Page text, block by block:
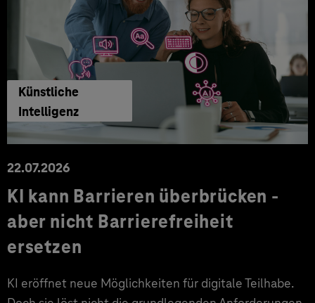
Künstliche
Intelligenz
22.07.2026
KI kann Barrieren überbrücken -
aber nicht Barrierefreiheit
ersetzen
KI eröffnet neue Möglichkeiten für digitale Teilhabe.